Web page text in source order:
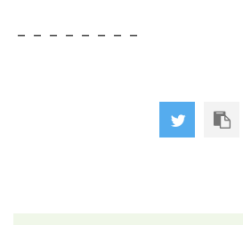
－－－－－－－－